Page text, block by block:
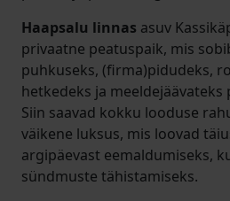
Haapsalu linnas asuv
privaatne peatuspaik, mis
puhkuseks, (firma)pidudeks,
hetkedeks ja meeldejäävateks
Siin saavad kokku looduse
väikene luksus, mis loovad
argipäevast eemaldumiseks,
sündmuste tähistamiseks.